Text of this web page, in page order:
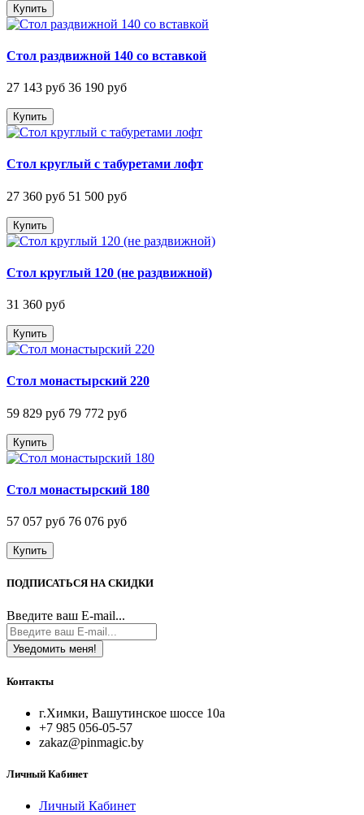
Купить
Стол раздвижной 140 со вставкой
27 143 руб 36 190 руб
Купить
Стол круглый с табуретами лофт
27 360 руб 51 500 руб
Купить
Стол круглый 120 (не раздвижной)
31 360 руб
Купить
Стол монастырский 220
59 829 руб 79 772 руб
Купить
Стол монастырский 180
57 057 руб 76 076 руб
Купить
ПОДПИСАТЬСЯ НА СКИДКИ
Введите ваш E-mail...
Уведомить меня!
Контакты
г.Химки, Вашутинское шоссе 10а
+7 985 056-05-57
zakaz@pinmagic.by
Личный Кабинет
Личный Кабинет